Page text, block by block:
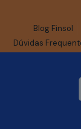
Blog Finsol
Dúvidas